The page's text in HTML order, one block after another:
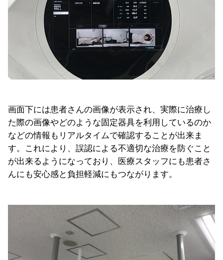
画面下には患者さんの画像が表示され、実際に治療し
た際の画像やどのような固定器具を利用しているのか
などの情報もリアルタイムで確認することが出来ま
す。これにより、誤認による不適切な治療を防ぐこと
が出来るようになっており、医療スタッフにも患者さ
んにも安心感と負担軽減にもつながります。